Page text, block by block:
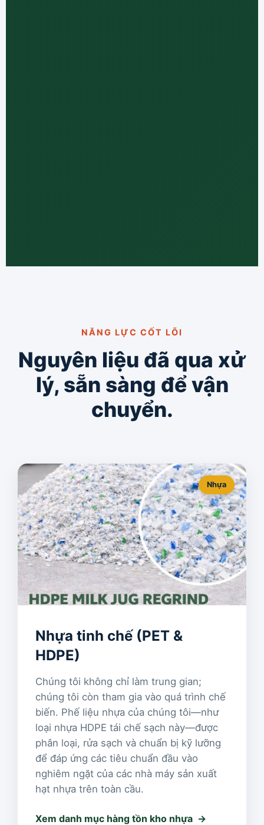
NĂNG LỰC CỐT LÕI
Nguyên liệu đã qua xử
lý, sẵn sàng để vận
chuyển.
Nhựa
Nhựa tinh chế (PET &
HDPE)
Chúng tôi không chỉ làm trung gian;
chúng tôi còn tham gia vào quá trình chế
biến. Phế liệu nhựa của chúng tôi—như
loại nhựa HDPE tái chế sạch này—được
phân loại, rửa sạch và chuẩn bị kỹ lưỡng
để đáp ứng các tiêu chuẩn đầu vào
nghiêm ngặt của các nhà máy sản xuất
hạt nhựa trên toàn cầu.
Xem danh mục hàng tồn kho nhựa